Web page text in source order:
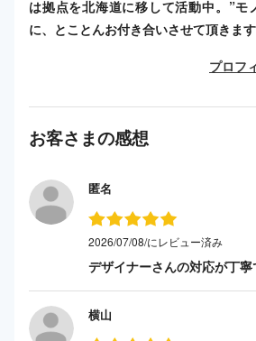
は拠点を北海道に移して活動中。”モ
に、とことんお付き合いさせて頂きます
プロフ
お客さまの感想
匿名
2026/07/08/にレビュー済み
デザイナーさんの対応が丁寧
横山